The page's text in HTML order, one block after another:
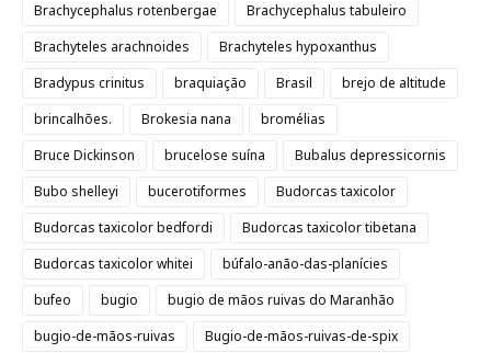
Brachycephalus rotenbergae
Brachycephalus tabuleiro
Brachyteles arachnoides
Brachyteles hypoxanthus
Bradypus crinitus
braquiação Brasil
brejo de altitude
brincalhões.
Brokesia nana
bromélias
Bruce Dickinson
brucelose suína
Bubalus depressicornis
Bubo shelleyi
bucerotiformes
Budorcas taxicolor
Budorcas taxicolor bedfordi
Budorcas taxicolor tibetana
Budorcas taxicolor whitei
búfalo-anão-das-planícies
bufeo
bugio
bugio de mãos ruivas do Maranhão
bugio-de-mãos-ruivas
Bugio-de-mãos-ruivas-de-spix